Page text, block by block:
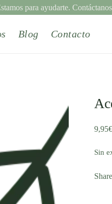
para ayudarte.
Blog Contacto
9,95€
Sin